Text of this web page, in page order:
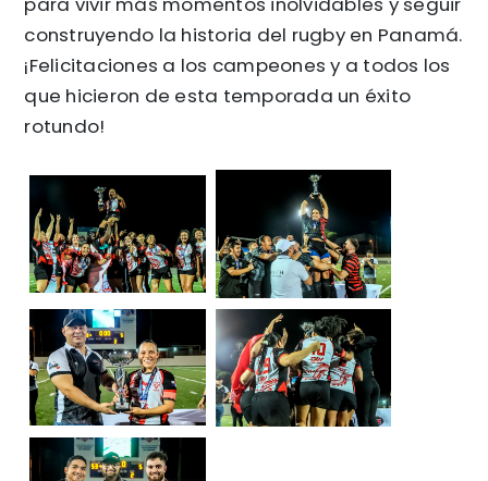
construyendo la historia del rugby en Panamá.
¡Felicitaciones a los campeones y a todos los
que hicieron de esta temporada un éxito
rotundo!